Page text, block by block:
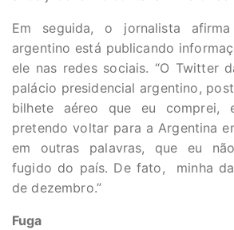
Em seguida, o jornalista
argentino está publicando
ele nas redes sociais. “O Twitter
palácio presidencial argentino,
bilhete aéreo que eu comprei,
pretendo voltar para a Argentina
em outras palavras, que eu
fugido do país. De fato, minha
de dezembro.”
Fuga